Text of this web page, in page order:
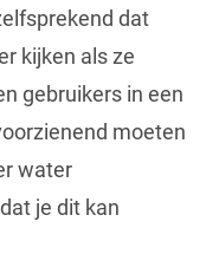
dat
kijken als ze
gebruikers in een
moeten
water
je dit kan